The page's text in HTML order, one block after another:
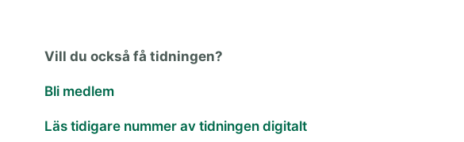
Vill du också få tidningen?
Bli medlem
Läs tidigare nummer av tidningen digitalt